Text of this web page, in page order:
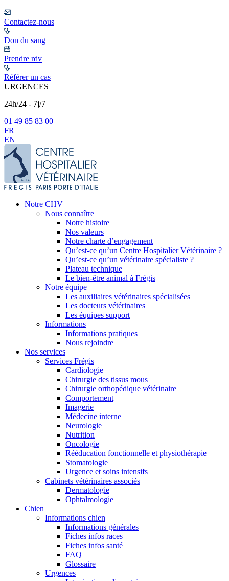
Contactez-nous
Don du sang
Prendre rdv
Référer un cas
URGENCES
24h/24 - 7j/7
01 49 85 83 00
FR
EN
Notre CHV
Nous connaître
Notre histoire
Nos valeurs
Notre charte d’engagement
Qu’est-ce qu’un Centre Hospitalier Vétérinaire ?
Qu’est-ce qu’un vétérinaire spécialiste ?
Plateau technique
Le bien-être animal à Frégis
Notre équipe
Les auxiliaires vétérinaires spécialisées
Les docteurs vétérinaires
Les équipes support
Informations
Informations pratiques
Nous rejoindre
Nos services
Services Frégis
Cardiologie
Chirurgie des tissus mous
Chirurgie orthopédique vétérinaire
Comportement
Imagerie
Médecine interne
Neurologie
Nutrition
Oncologie
Rééducation fonctionnelle et physiothérapie
Stomatologie
Urgence et soins intensifs
Cabinets vétérinaires associés
Dermatologie
Ophtalmologie
Chien
Informations chien
Informations générales
Fiches infos races
Fiches infos santé
FAQ
Glossaire
Urgences